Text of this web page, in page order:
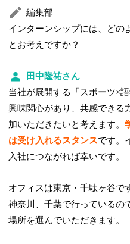
編集部
インターンシップには、どの
とお考えですか？
田中隆祐さん
当社が展開する「スポーツ×
興味関心があり、共感できる
加いただきたいと考えます。
は受け入れるスタンスです。
入社につながれば幸いです。
オフィスは東京・千駄ヶ谷で
神奈川、千葉で行っているの
場所を選んでいただきます。